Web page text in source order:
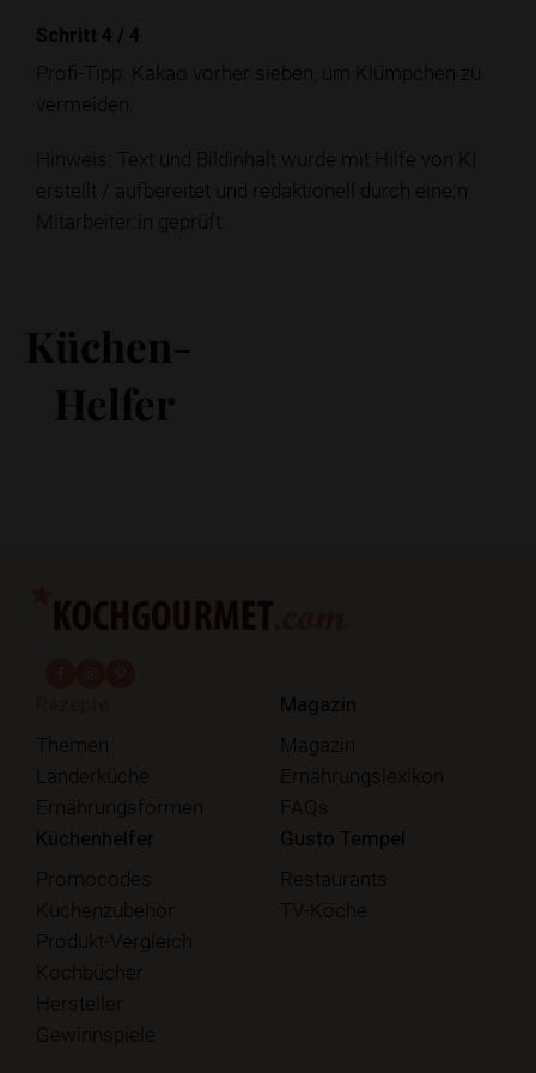
Schritt 4 / 4
Profi-Tipp: Kakao vorher sieben, um Klümpchen zu
vermeiden.
Hinweis: Text und Bildinhalt wurde mit Hilfe von KI
erstellt / aufbereitet und redaktionell durch eine:n
Mitarbeiter:in geprüft.
Küchen-
Helfer
Themen
Länderküche
Ernährungsformen
Magazin
Magazin
Ernährungslexikon
FAQs
Küchenhelfer
Promocodes
Küchenzubehör
Produkt-Vergleich
Kochbücher
Hersteller
Gewinnspiele
Gusto Tempel
Restaurants
TV-Köche